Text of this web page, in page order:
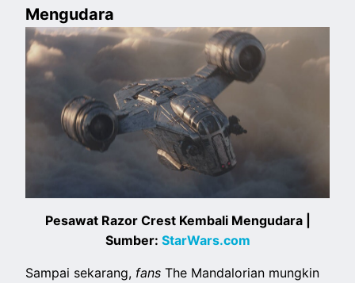
Mengudara
Pesawat Razor Crest Kembali Mengudara |
Sumber: StarWars.com
Sampai sekarang, fansThe Mandalorian mungkin